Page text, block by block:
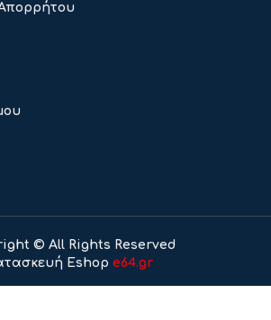
Απορρήτου
© All Rights Reserved
Eshop e64.gr